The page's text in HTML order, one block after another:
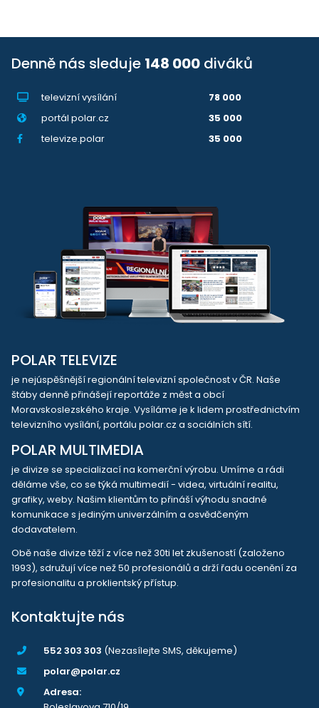
Denně nás sleduje 148 000 diváků
televizní vysílání
78 000
portál polar.cz
35 000
televize.polar
35 000
POLAR TELEVIZE
je nejúspěšnější regionální televizní společnost v ČR. Naše
štáby denně přinášejí reportáže z měst a obcí
Moravskoslezského kraje. Vysíláme je k lidem prostřednictvím
televizního vysílání, portálu polar.cz a sociálních sítí.
POLAR MULTIMEDIA
je divize se specializací na komerční výrobu. Umíme a rádi
děláme vše, co se týká multimedií - videa, virtuální realitu,
grafiky, weby. Našim klientům to přináší výhodu snadné
komunikace s jediným univerzálním a osvědčeným
dodavatelem.
Obě naše divize těží z více než 30ti let zkušeností (založeno
1993), sdružují více než 50 profesionálů a drží řadu ocenění za
profesionalitu a proklientský přístup.
Kontaktujte nás
552 303 303 (Nezasílejte SMS, děkujeme)
polar@polar.cz
Adresa: